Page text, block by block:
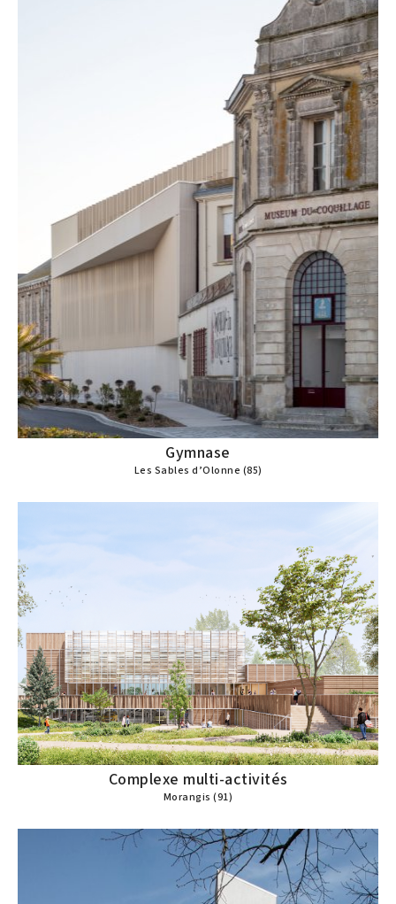
Gymnase
Les Sables d’Olonne (85)
Complexe multi-activités
Morangis (91)